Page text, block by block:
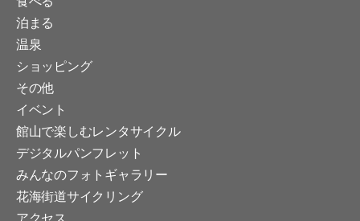
泊まる
温泉
ショッピング
その他
イベント
館山で楽しむレンタサイクル
デジタルパンフレット
みんなのフォトギャラリー
花海街道サイクリング
アクセス